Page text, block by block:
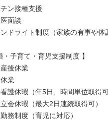
ン接種支援
面談
ドライト制度（家族の有事や体
・子育て・育児支援制度 】
後休業
業
護休暇（年5日、時間単位取得可
会休暇（最大2日連続取得可）
務制度（育児に対応）